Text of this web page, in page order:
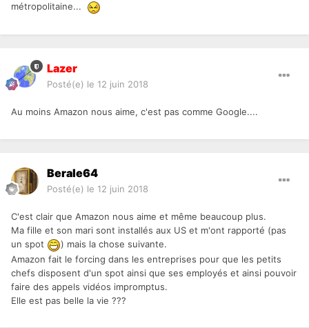
métropolitaine...
Lazer
Posté(e) le 12 juin 2018
Au moins Amazon nous aime, c'est pas comme Google....
Berale64
Posté(e) le 12 juin 2018
C'est clair que Amazon nous aime et même beaucoup plus.
Ma fille et son mari sont installés aux US et m'ont rapporté (pas
un spot
) mais la chose suivante.
Amazon fait le forcing dans les entreprises pour que les petits
chefs disposent d'un spot ainsi que ses employés et ainsi pouvoir
faire des appels vidéos impromptus.
Elle est pas belle la vie ???